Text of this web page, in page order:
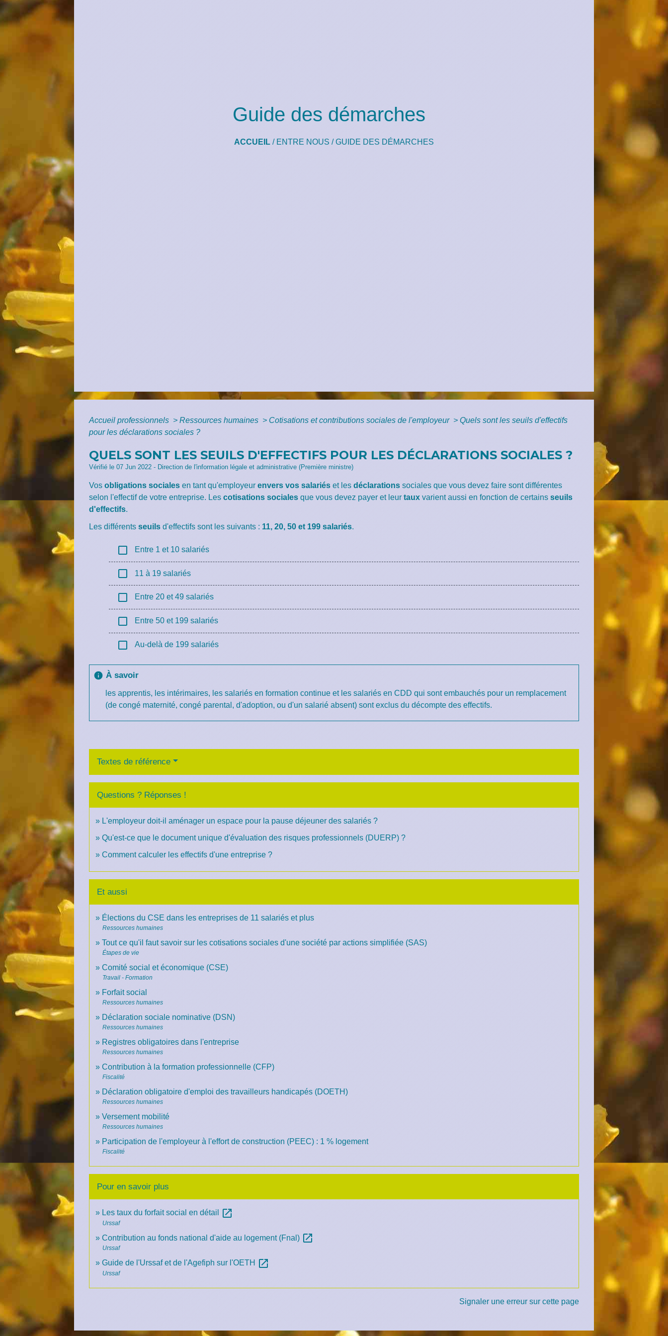
Guide des démarches
ACCUEIL / ENTRE NOUS /GUIDE DES DÉMARCHES
Accueil professionnels > Ressources humaines > Cotisations et contributions sociales de l'employeur > Quels sont les seuils d'effectifs
pour les déclarations sociales ?
QUELS SONT LES SEUILS D'EFFECTIFS POUR LES DÉCLARATIONS SOCIALES ?
Vérifié le 07 Jun 2022 - Direction de l'information légale et administrative (Première ministre)
Vosobligations sociales en tant qu'employeurenvers vos salariés et lesdéclarations sociales que vous devez faire sont différentes
selon l'effectif de votre entreprise. Lescotisations sociales que vous devez payer et leurtaux varient aussi en fonction de certainsseuils
d'effectifs.
Les différentsseuils d'effectifs sont les suivants : 11, 20, 50 et 199 salariés.
check_box_outline_blank Entre 1 et 10 salariés
check_box_outline_blank 11 à 19 salariés
check_box_outline_blank Entre 20 et 49 salariés
check_box_outline_blank Entre 50 et 199 salariés
check_box_outline_blank Au-delà de 199 salariés
info À savoir
les apprentis, les intérimaires, les salariés en formation continue et les salariés en CDD qui sont embauchés pour un remplacement
(de congé maternité, congé parental, d'adoption, ou d'un salarié absent) sont exclus du décompte des effectifs.
Textes de référence
Questions ? Réponses !
L'employeur doit-il aménager un espace pour la pause déjeuner des salariés ?
Qu'est-ce que le document unique d'évaluation des risques professionnels (DUERP) ?
Comment calculer les effectifs d'une entreprise ?
Et aussi
Élections du CSE dans les entreprises de 11 salariés et plus
Ressources humaines
Tout ce qu'il faut savoir sur les cotisations sociales d'une société par actions simplifiée (SAS)
Étapes de vie
Comité social et économique (CSE)
Travail - Formation
Forfait social
Ressources humaines
Déclaration sociale nominative (DSN)
Ressources humaines
Registres obligatoires dans l'entreprise
Ressources humaines
Contribution à la formation professionnelle (CFP)
Fiscalité
Déclaration obligatoire d'emploi des travailleurs handicapés (DOETH)
Ressources humaines
Versement mobilité
Ressources humaines
Participation de l'employeur à l'effort de construction (PEEC) : 1 % logement
Fiscalité
Pour en savoir plus
Les taux du forfait social en détail open_in_new
Urssaf
Contribution au fonds national d'aide au logement (Fnal) open_in_new
Urssaf
Guide de l'Urssaf et de l'Agefiph sur l'OETH open_in_new
Urssaf
Signaler une erreur sur cette page